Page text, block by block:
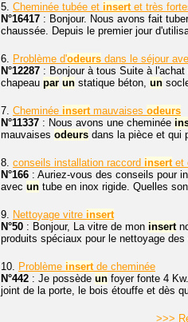
5. Cheminée tubée et insertet très
N°16417 : Bonjour. Nous avons fait
chaussée. Depuis le premier jour
6. Problème d'odeurs dans le séjour
N°12287 : Bonjour à tous Suite à
chapeau par un statique béton, un
7. Cheminée insertmauvaises odeurs
N°11337 : Nous avons une cheminée
mauvaises odeurs dans la pièce et qui
8. conseils installation raccord insertet
N°166 : Auriez-vous des conseils pour
avec un tube en inox rigide. Quelles
9. Nettoyage vitre insert
N°50 : Bonjour, La vitre de mon insert
produits spéciaux pour le nettoyage des
10. Problème insertde cheminée
N°442 : Je possède un foyer fonte 4
joint de la porte, le bois étouffe et dès
>>>